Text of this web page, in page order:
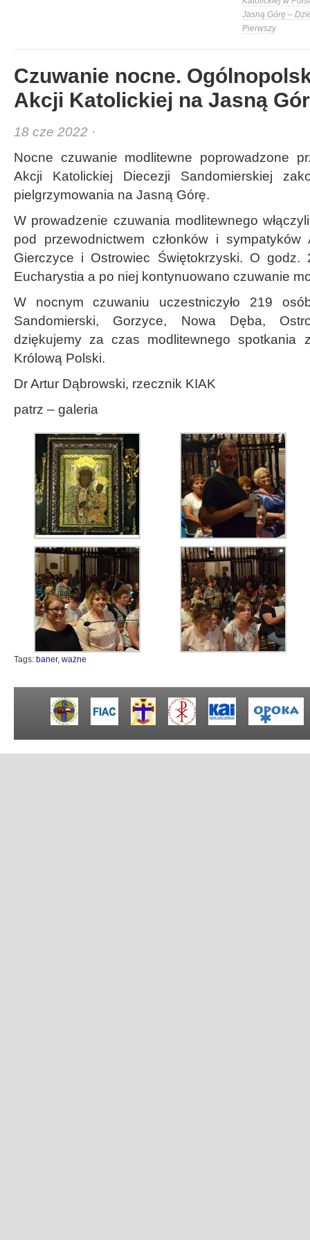
Jasną Górę –
Pierwszy
Czuwanie nocne.
Akcji Katolickiej na Jasną
18 cze 2022 ·
Nocne czuwanie modlitewne poprowadzone
Akcji Katolickiej Diecezji Sandomierskiej
pielgrzymowania na Jasną Górę.
W prowadzenie czuwania modlitewnego
pod przewodnictwem członków i
Gierczyce i Ostrowiec Świętokrzyski. O godz.
Eucharystia a po niej kontynuowano czuwanie
W nocnym czuwaniu uczestniczyło 219
Sandomierski, Gorzyce, Nowa Dęba,
dziękujemy za czas modlitewnego spotkania
Królową Polski.
Dr Artur Dąbrowski, rzecznik KIAK
patrz – galeria
Tags: baner, ważne